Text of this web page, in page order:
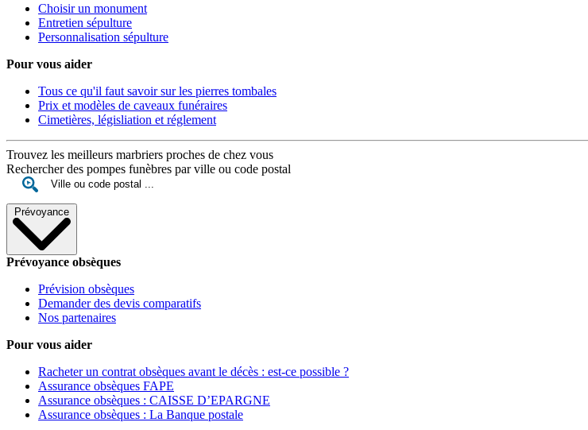
Choisir un monument
Entretien sépulture
Personnalisation sépulture
Pour vous aider
Tous ce qu'il faut savoir sur les pierres tombales
Prix et modèles de caveaux funéraires
Cimetières, législiation et réglement
Trouvez les meilleurs marbriers proches de chez vous
Rechercher des pompes funèbres par ville ou code postal
Prévoyance
Prévoyance obsèques
Prévision obsèques
Demander des devis comparatifs
Nos partenaires
Pour vous aider
Racheter un contrat obsèques avant le décès : est-ce possible ?
Assurance obsèques FAPE
Assurance obsèques : CAISSE D’EPARGNE
Assurance obsèques : La Banque postale